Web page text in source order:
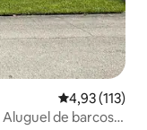
4,93 de uma
4,93 (113)
de barcos e